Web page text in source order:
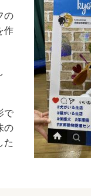
の
作
で
の
た